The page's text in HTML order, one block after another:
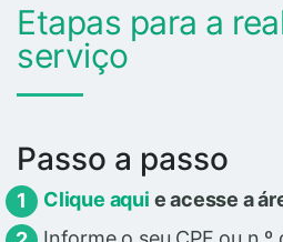
Etapas para a
serviço
Passo a passo
Clique aqui e acesse a